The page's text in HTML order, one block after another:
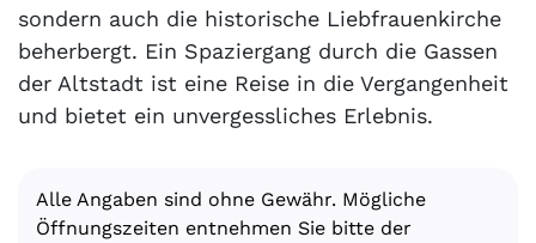
sondern auch die historische Liebfrauenkirche
beherbergt. Ein Spaziergang durch die Gassen
der Altstadt ist eine Reise in die Vergangenheit
und bietet ein unvergessliches Erlebnis.
Alle Angaben sind ohne Gewähr. Mögliche
Öffnungszeiten entnehmen Sie bitte der